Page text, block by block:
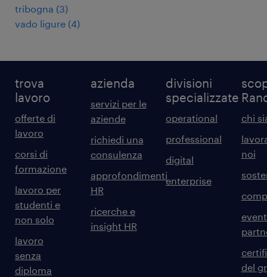
tribogna (3)
vado ligure (4)
trova
lavoro
offerte di
lavoro
corsi di
formazione
lavoro per
studenti e
non solo
lavoro
senza
diploma
azienda
servizi per le
aziende
richiedi una
consulenza
approfondimenti
HR
ricerche e
insight HR
divisioni
specializzate
operational
professional
digital
enterprise
chi
noi
del